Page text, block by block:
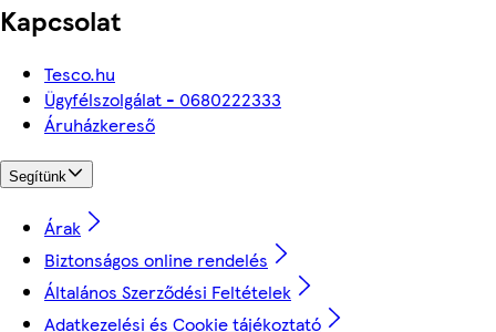
Kapcsolat
Tesco.hu
Ügyfélszolgálat - 0680222333
Áruházkereső
Segítünk
Árak
Biztonságos online rendelés
Általános Szerződési Feltételek
Adatkezelési és Cookie tájékoztató